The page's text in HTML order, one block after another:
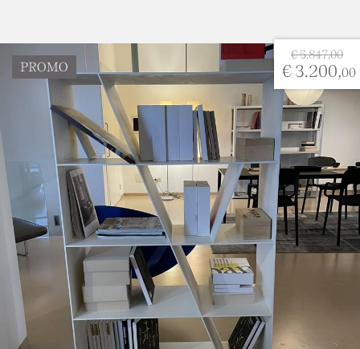
Accetto *
Questo sito è protetto da reCAPTCHA e applica la
Privacy Policye i Termini del servizio di Google.
Trasporto escluso da valutare in base alla destinazione
€ 5.847,00
€ 3.200,00
PROMO